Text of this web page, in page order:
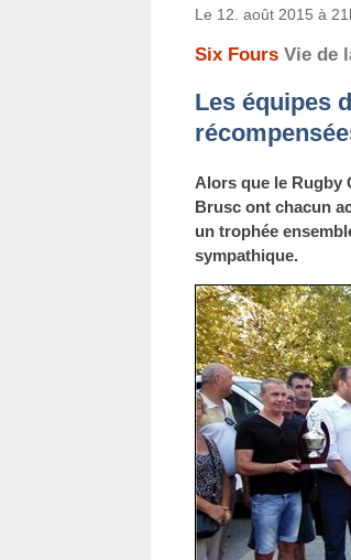
Le 12. août 2015 à
Six Fours Vie de
Les équipes
Alors que le Rugby
Brusc ont chacun
un trophée
sympathique.